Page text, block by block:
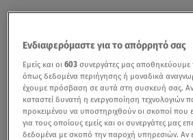
Ενδιαφερόμαστε για το απόρρητό σας
Εμείς και οι603 συνεργάτες μας
όπως δεδομένα περιήγησης ή μοναδικά
έχουμε πρόσβαση σε αυτά στη συσκευή σας. Αν
καταστεί δυνατή η ενεργοποίηση τεχνολογιών
προκειμένου να υποστηριχθούν οι σκοποί που
για τους οποίους εμείς και οι συνεργάτες μας
δεδομένα με σκοπό την παροχή υπηρεσιών. Αν